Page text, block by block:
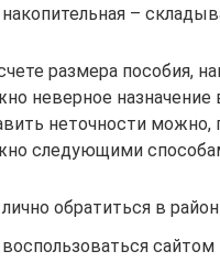
накопительная –
размера пособия,
неверное назначение
неточности
следующими
лично обратиться в
воспользоваться сайтом